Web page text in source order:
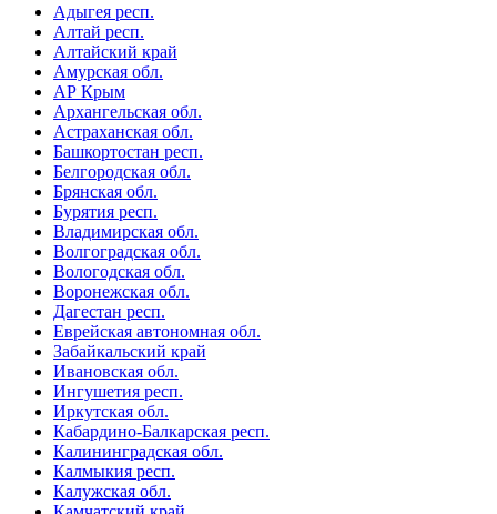
Адыгея респ.
Алтай респ.
Алтайский край
Амурская обл.
АР Крым
Архангельская обл.
Астраханская обл.
Башкортостан респ.
Белгородская обл.
Брянская обл.
Бурятия респ.
Владимирская обл.
Волгоградская обл.
Вологодская обл.
Воронежская обл.
Дагестан респ.
Еврейская автономная обл.
Забайкальский край
Ивановская обл.
Ингушетия респ.
Иркутская обл.
Кабардино-Балкарская респ.
Калининградская обл.
Калмыкия респ.
Калужская обл.